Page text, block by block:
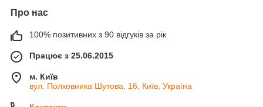
Про нас
100% позитивних з 90 відгуків за рік
Працює з 25.06.2015
м. Київ
вул. Полковника Шутова, 16, Київ, Україна